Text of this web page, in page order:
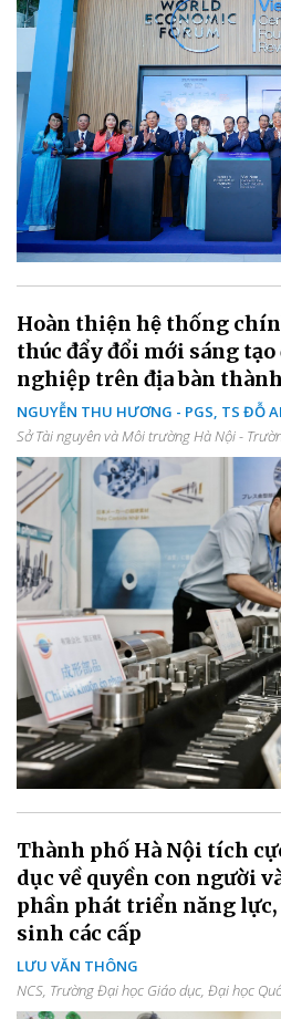
Hoàn thiện hệ thống
thúc đẩy đổi mới sáng
nghiệp trên địa bàn
NGUYỄN THU HƯƠNG - PGS, TS ĐỖ
Sở Tài nguyên và Môi trường Hà Nội -
Thành phố Hà Nội tích
dục về quyền con người vào nhà trường, góp
phần phát triển năng lực,
sinh các cấp
LƯU VĂN THÔNG
NCS, Trường Đại học Giáo dục, Đại học